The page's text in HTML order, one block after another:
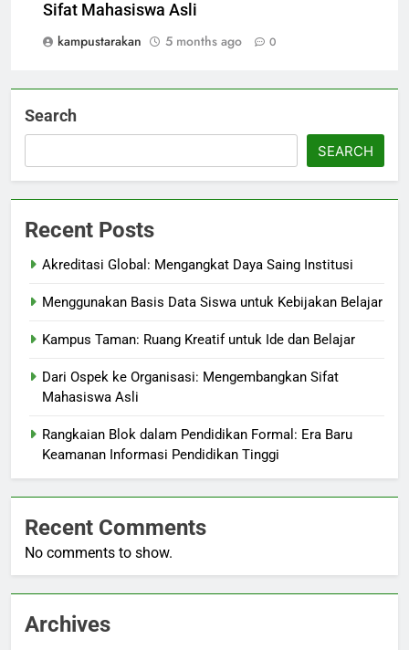
Sifat Mahasiswa Asli
kampustarakan
5 months ago 0
Search
SEARCH
Recent Posts
Akreditasi Global: Mengangkat Daya Saing Institusi
Menggunakan Basis Data Siswa untuk Kebijakan Belajar
Kampus Taman: Ruang Kreatif untuk Ide dan Belajar
Dari Ospek ke Organisasi: Mengembangkan Sifat
Mahasiswa Asli
Rangkaian Blok dalam Pendidikan Formal: Era Baru
Keamanan Informasi Pendidikan Tinggi
Recent Comments
No comments to show.
Archives